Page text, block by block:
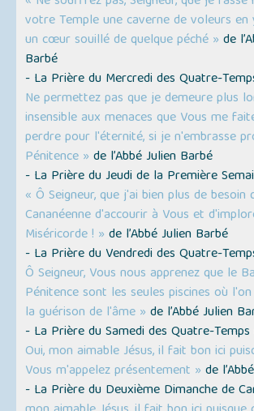
votre Temple une caverne de voleurs
un cœur souillé de quelque péché » de
Barbé
- La Prière du Mercredi des Quatre-
Ne permettez pas que je demeure plus
insensible aux menaces que Vous me
perdre pour l'éternité, si je n'embrasse
Pénitence » de l’Abbé Julien Barbé
- La Prière du Jeudi de la Première
« Ô Seigneur, que j'ai bien plus de besoin
Cananéenne d'accourir à Vous et
Miséricorde ! » de l’Abbé Julien Barbé
- La Prière du Vendredi des Quatre-
Ô Seigneur, Vous nous apprenez que le
Pénitence sont les seules piscines où
la guérison de l'âme » de l’Abbé Julien
- La Prière du Samedi des Quatre-
Oui, mon aimable Jésus, il fait bon ici
Vous m'appelez présentement » de
- La Prière du Deuxième Dimanche de